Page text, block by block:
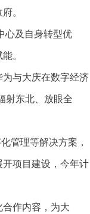
。
及自身转型优
。
与大庆在数字经济
射东北、放眼全
管理等解决方案，
项目建设，今年计
作内容，为大